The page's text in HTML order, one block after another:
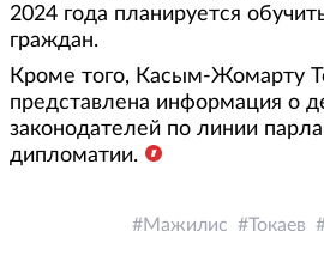
2024 года планируется
граждан.
Кроме того, Касым-Жомарту
представлена информация о
законодателей по линии
дипломатии.
Мажилис Токаев